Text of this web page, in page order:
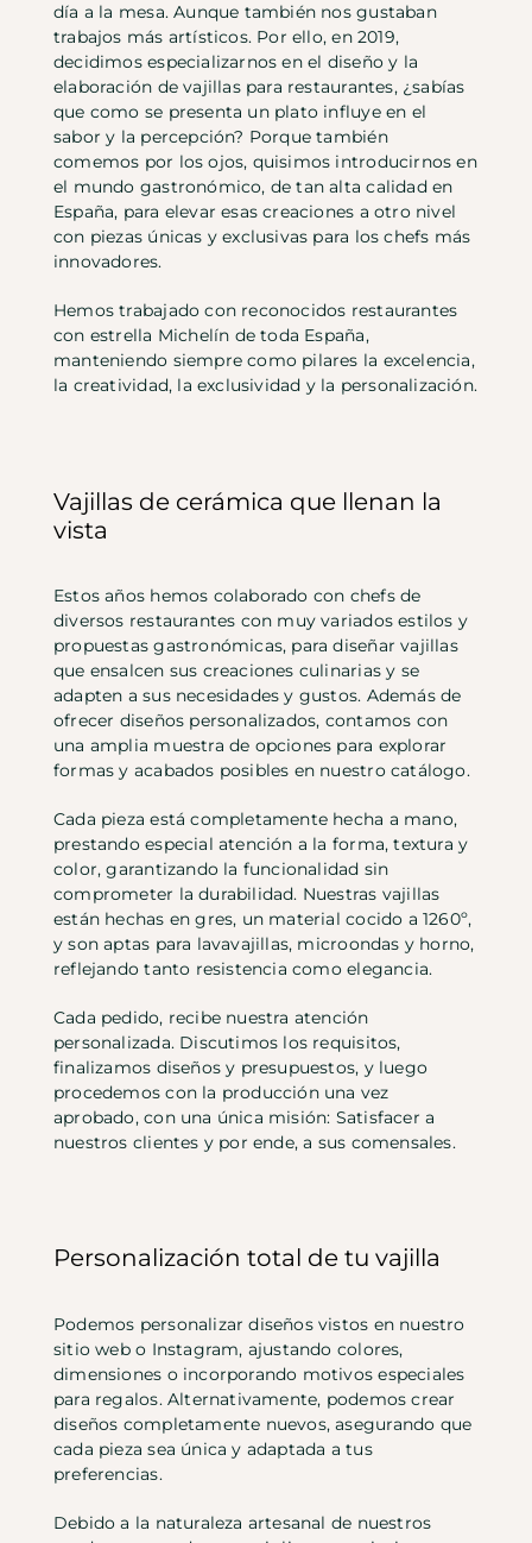
día a la mesa. Aunque también nos gustaban
trabajos más artísticos. Por ello, en 2019,
decidimos especializarnos en el diseño y la
elaboración de vajillas para restaurantes, ¿sabías
que como se presenta un plato influye en el
sabor y la percepción? Porque también
comemos por los ojos, quisimos introducirnos en
el mundo gastronómico, de tan alta calidad en
España, para elevar esas creaciones a otro nivel
con piezas únicas y exclusivas para los chefs más
innovadores.
Hemos trabajado con reconocidos restaurantes
con estrella Michelín de toda España,
manteniendo siempre como pilares la excelencia,
la creatividad, la exclusividad y la personalización.
Vajillas de cerámica que llenan la
vista
Estos años hemos colaborado con chefs de
diversos restaurantes con muy variados estilos y
propuestas gastronómicas, para diseñar vajillas
que ensalcen sus creaciones culinarias y se
adapten a sus necesidades y gustos. Además de
ofrecer diseños personalizados, contamos con
una amplia muestra de opciones para explorar
formas y acabados posibles en nuestro catálogo.
Cada pieza está completamente hecha a mano,
prestando especial atención a la forma, textura y
color, garantizando la funcionalidad sin
comprometer la durabilidad. Nuestras vajillas
están hechas en gres, un material cocido a 1260º,
y son aptas para lavavajillas, microondas y horno,
reflejando tanto resistencia como elegancia.
Cada pedido, recibe nuestra atención
personalizada. Discutimos los requisitos,
finalizamos diseños y presupuestos, y luego
procedemos con la producción una vez
aprobado, con una única misión: Satisfacer a
nuestros clientes y por ende, a sus comensales.
Personalización total de tu vajilla
Podemos personalizar diseños vistos en nuestro
sitio web o Instagram, ajustando colores,
dimensiones o incorporando motivos especiales
para regalos. Alternativamente, podemos crear
diseños completamente nuevos, asegurando que
cada pieza sea única y adaptada a tus
preferencias.
Debido a la naturaleza artesanal de nuestros